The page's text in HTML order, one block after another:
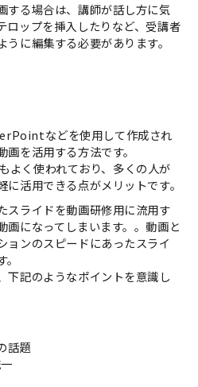
する場合は、講師が話し方に気
ロップを挿入したりなど、受講者
に編集する必要があります。
などを使用して作成され
を活用する方法です。
く使われており、多くの人が
活用できる点がメリットです。
スライドを動画研修用に流用す
画になってしまいます。。動画と
ョンのスピードにあったスライ
下記のようなポイントを意識し
話題